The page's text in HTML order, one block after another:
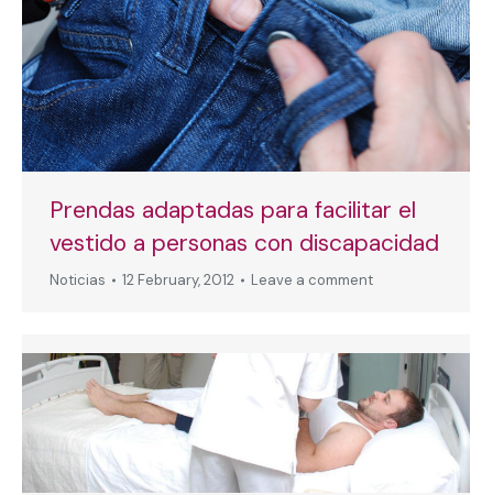
Prendas adaptadas para facilitar el
vestido a personas con discapacidad
Noticias 12 February, 2012 Leave a comment